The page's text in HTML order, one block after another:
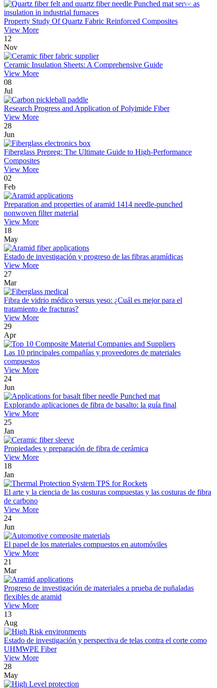
Property Study Of Quartz Fabric Reinforced Composites
View More
12
Nov
Ceramic Insulation Sheets: A Comprehensive Guide
View More
08
Jul
Research Progress and Application of Polyimide Fiber
View More
28
Jun
Fiberglass Prepreg: The Ultimate Guide to High-Performance
Composites
View More
02
Feb
Preparation and properties of aramid 1414 needle-punched
nonwoven filter material
View More
18
May
Estado de investigación y progreso de las fibras aramídicas
View More
27
Mar
Fibra de vidrio médico versus yeso: ¿Cuál es mejor para el
tratamiento de fracturas?
View More
29
Apr
Las 10 principales compañías y proveedores de materiales
compuestos
View More
24
Jun
Explorando aplicaciones de fibra de basalto: la guía final
View More
25
Jan
Propiedades y preparación de fibra de cerámica
View More
18
Jan
El arte y la ciencia de las costuras compuestas y las costuras de fibra
de carbono
View More
24
Jun
El papel de los materiales compuestos en automóviles
View More
21
Mar
Progreso de investigación de materiales a prueba de puñaladas
flexibles de aramid
View More
13
Aug
Estado de investigación y perspectiva de telas contra el corte como
UHMWPE Fiber
View More
28
May